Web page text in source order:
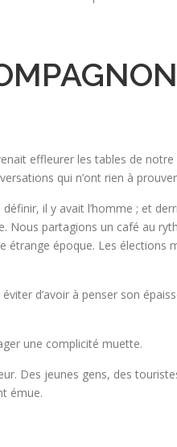
effleurer les tables de notre
qui n’ont rien à
il y avait l’homme ; et
Nous partagions un café au
étrange époque. Les élections
d’avoir à penser son
une complicité muette.
Des jeunes gens, des
émue.